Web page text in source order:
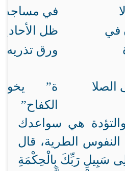
في
في
ظل
ورق تذريه
ة”
الكفاح”
والتؤدة هي سواعدك
النفوس الطرية، قال
سَبِيلِ رَبِّكَ بِالْحِكْمَةِ